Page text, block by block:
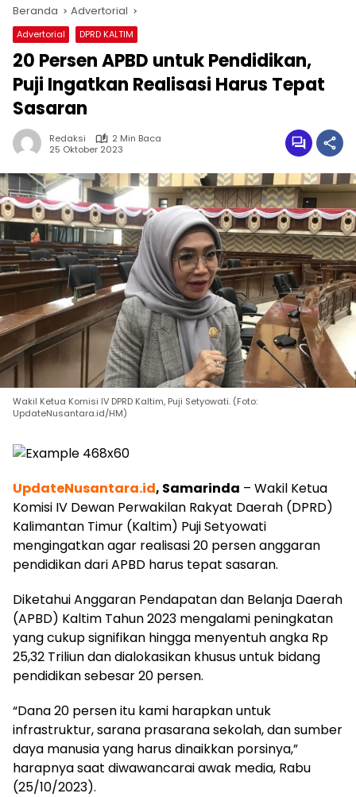
Beranda Advertorial
Advertorial DPRD KALTIM
20 Persen APBD untuk Pendidikan,
Puji Ingatkan Realisasi Harus Tepat
Sasaran
Redaksi
2 Min Baca
25 Oktober 2023
Wakil Ketua Komisi IV DPRD Kaltim, Puji Setyowati. (Foto:
UpdateNusantara.id/HM)
UpdateNusantara.id, Samarinda – Wakil Ketua
Komisi IV Dewan Perwakilan Rakyat Daerah (DPRD)
Kalimantan Timur (Kaltim) Puji Setyowati
mengingatkan agar realisasi 20 persen anggaran
pendidikan dari APBD harus tepat sasaran.
Diketahui Anggaran Pendapatan dan Belanja Daerah
(APBD) Kaltim Tahun 2023 mengalami peningkatan
yang cukup signifikan hingga menyentuh angka Rp
25,32 Triliun dan dialokasikan khusus untuk bidang
pendidikan sebesar 20 persen.
“Dana 20 persen itu kami harapkan untuk
infrastruktur, sarana prasarana sekolah, dan sumber
daya manusia yang harus dinaikkan porsinya,”
harapnya saat diwawancarai awak media, Rabu
(25/10/2023).